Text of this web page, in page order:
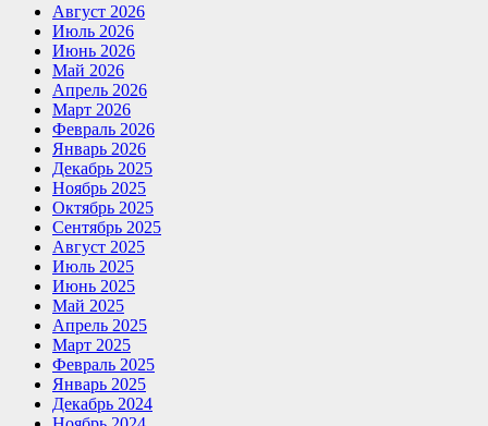
Август 2026
Июль 2026
Июнь 2026
Май 2026
Апрель 2026
Март 2026
Февраль 2026
Январь 2026
Декабрь 2025
Ноябрь 2025
Октябрь 2025
Сентябрь 2025
Август 2025
Июль 2025
Июнь 2025
Май 2025
Апрель 2025
Март 2025
Февраль 2025
Январь 2025
Декабрь 2024